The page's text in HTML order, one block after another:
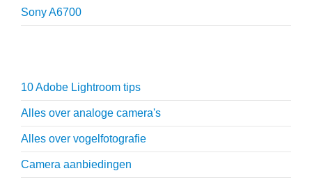
Sony A6700
10 Adobe Lightroom tips
Alles over analoge camera's
Alles over vogelfotografie
Camera aanbiedingen